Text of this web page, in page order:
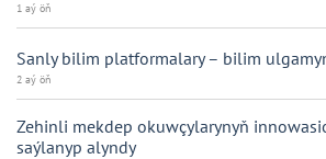
1 aý öň
Sanly bilim platformalary – bilim
2 aý öň
Zehinli mekdep okuwçylarynyň
saýlanyp alyndy